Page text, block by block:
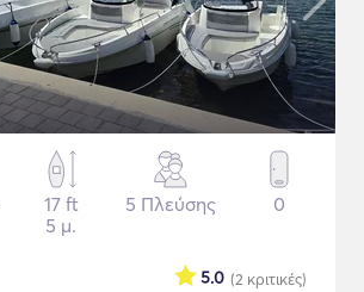
17 ft
5 μ.
5 Πλεύσης 0
(2 κριτικές)
5.0